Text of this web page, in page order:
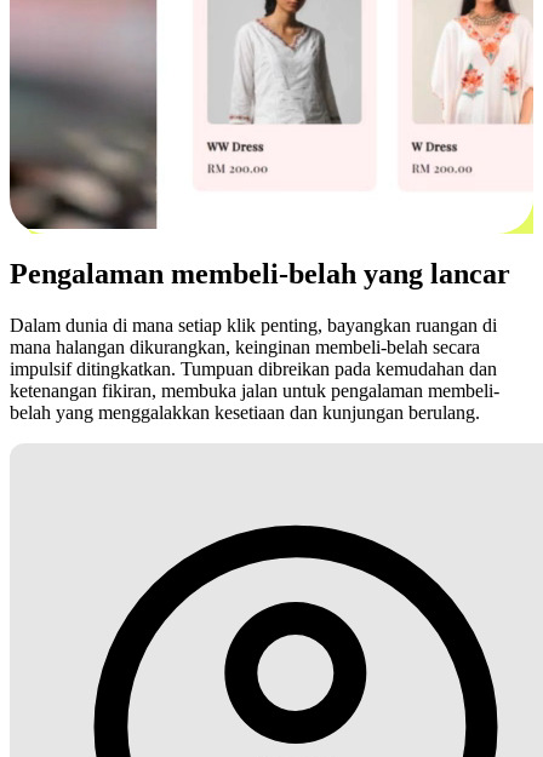
Pengalaman membeli-belah yang lancar
Dalam dunia di mana setiap klik penting, bayangkan ruangan di
mana halangan dikurangkan, keinginan membeli-belah secara
impulsif ditingkatkan. Tumpuan dibreikan pada kemudahan dan
ketenangan fikiran, membuka jalan untuk pengalaman membeli-
belah yang menggalakkan kesetiaan dan kunjungan berulang.